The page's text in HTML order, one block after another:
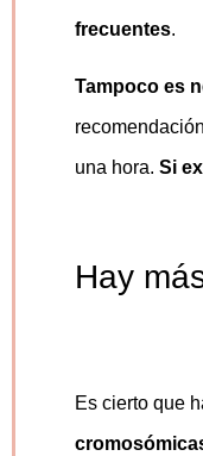
frecuentes.
Tampoco es
una hora. Si
Hay
Es cierto que